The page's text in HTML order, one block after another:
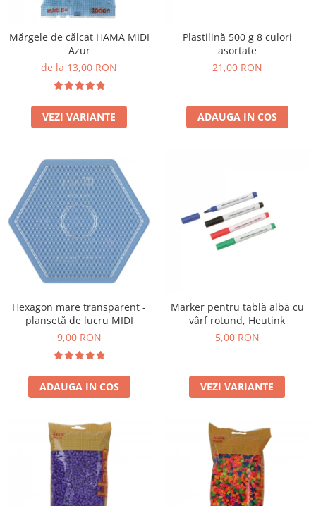
Mărgele de călcat HAMA MIDI
Azur
de la 13,00 RON
VEZI VARIANTE
Plastilină 500 g 8 culori
asortate
21,00 RON
ADAUGA IN COS
Hexagon mare transparent -
planșetă de lucru MIDI
9,00 RON
ADAUGA IN COS
Marker pentru tablă albă cu
vârf rotund, Heutink
5,00 RON
VEZI VARIANTE